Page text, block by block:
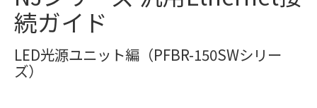
続ガイド
LED光源ユニット編（PFBR-150SWシリー
ズ）